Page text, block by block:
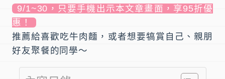
9/1~30，只要手機出示本文章畫面，享95折優
惠！
推薦給喜歡吃牛肉麵，或者想要犒賞自己、親朋
好友聚餐的同學～